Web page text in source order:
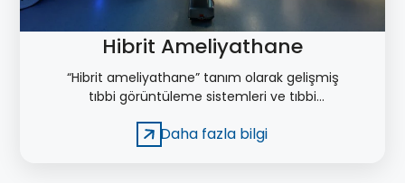
Hibrit Ameliyathane
“Hibrit ameliyathane” tanım olarak gelişmiş
tıbbi görüntüleme sistemleri ve tıbbi
konsept ameliyathane odaları için
Daha fazla bilgi